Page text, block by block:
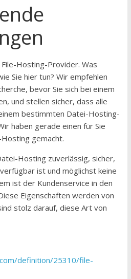
Hosting-Provider. Was
Sie hier tun? Wir empfehlen
bevor Sie sich bei einem
und stellen sicher, dass alle
bestimmten Datei-Hosting-
haben gerade einen für Sie
gemacht.
Hosting zuverlässig, sicher,
ist und möglichst keine
ist der Kundenservice in den
Eigenschaften werden von
stolz darauf, diese Art von
definition/25310/file-